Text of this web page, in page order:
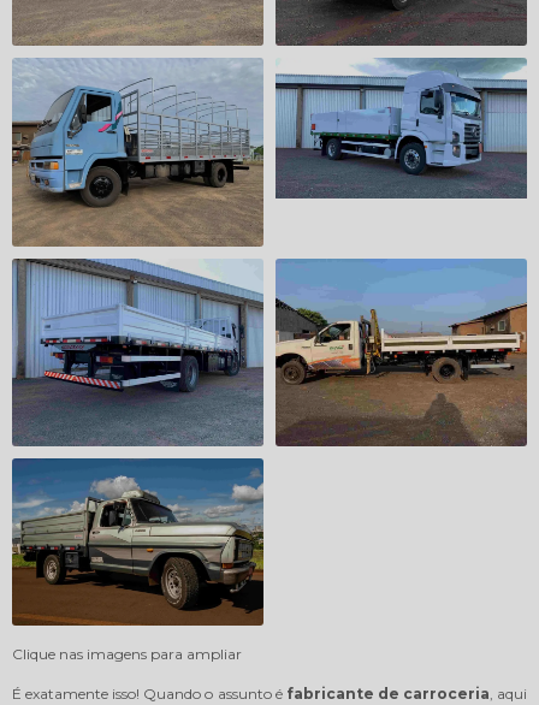
Clique nas imagens para ampliar
É exatamente isso! Quando o assunto é fabricante de carroceria, aqui